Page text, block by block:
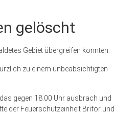
gelöscht
Gebiet übergreifen konnten.
zu einem unbeabsichtigten
gegen 18.00 Uhr ausbrach und
der Feuerschutzeinheit Brifor und